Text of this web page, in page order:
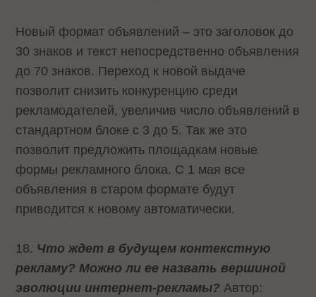
Новый формат объявлений – это заголовок до
30 знаков и текст непосредственно объявления
до 70 знаков. Переход к новой выдаче
позволит снизить конкуренцию среди
рекламодателей, увеличив число объявлений в
стандартном блоке с 3 до 5. Так же это
позволит предложить площадкам новые
формы рекламного блока. С 1 мая все
объявления в старом формате будут
приводится к новому автоматически.
18. Что ждет в будущем контекстную
рекламу? Можно ли ее назвать вершиной
эволюции интернет-рекламы? Автор: